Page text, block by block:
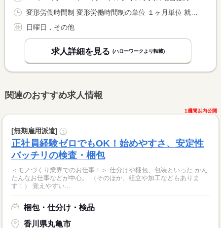
日曜日，その他
求人詳細を見る (ハローワークより転載)
関連のおすすめ求人情報
1週間以内公開
[無期雇用派遣] ?
正社員経験ゼロでもOK！始めやすさ、安定性
バッチリの検査・梱包
＜モノづくり業界でのお仕事！＞ 仕分けや梱包、包装といった かん
たんなお仕事などが中心。 （そのほか、組立や加工などもありま
す！） 覚えやすい...
梱包・仕分け・検品
香川県丸亀市